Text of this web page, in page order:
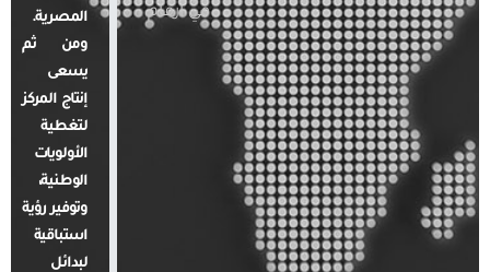
في أرقام
المصرية.
ومن ثم
يسعى
إنتاج المركز
لتغطية
الأولويات
الوطنية،
وتوفير رؤية
استباقية
لبدائل